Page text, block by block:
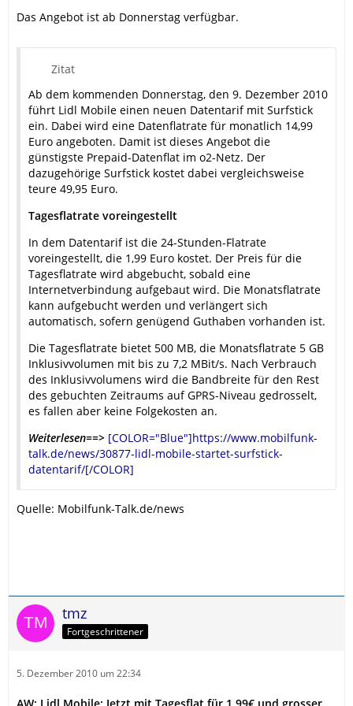
Monats-Flatrate für 14,99 Euro mit Drosselung ab 5 GB
Als Alternative bietet Lidl Mobile eine Monats-Flatrate
Kunden aktiv gebucht werden und kostet 14,99 Euro.
Wie bei den meisten anderen vergleichbaren Tarifen
wird auch bei der Flatrate von Lidl Mobile ab einem
Verbrauch von 5 GB die Übertragungsrate bis zum
Beginn des nächsten Monats auf GPRS-Geschwindigkeit
reduziert.
Das Angebot ist ab Donnerstag verfügbar.
Zitat
Ab dem kommenden Donnerstag, den 9. Dezember 2010
führt Lidl Mobile einen neuen Datentarif mit Surfstick
ein. Dabei wird eine Datenflatrate für monatlich 14,99
Euro angeboten. Damit ist dieses Angebot die
günstigste Prepaid-Datenflat im o2-Netz. Der
dazugehörige Surfstick kostet dabei vergleichsweise
teure 49,95 Euro.
Tagesflatrate voreingestellt
In dem Datentarif ist die 24-Stunden-Flatrate
voreingestellt, die 1,99 Euro kostet. Der Preis für die
Tagesflatrate wird abgebucht, sobald eine
Internetverbindung aufgebaut wird. Die Monatsflatrate
kann aufgebucht werden und verlängert sich
automatisch, sofern genügend Guthaben vorhanden ist.
Die Tagesflatrate bietet 500 MB, die Monatsflatrate 5 GB
Inklusivvolumen mit bis zu 7,2 MBit/s. Nach Verbrauch
des Inklusivvolumens wird die Bandbreite für den Rest
des gebuchten Zeitraums auf GPRS-Niveau gedrosselt,
es fallen aber keine Folgekosten an.
Weiterlesen==> [COLOR="Blue"]https://www.mobilfunk-
talk.de/news/30877-lidl-mobile-startet-surfstick-
datentarif/[/COLOR]
Quelle: Mobilfunk-Talk.de/news
tmz
Fortgeschrittener
5. Dezember 2010 um 22:34